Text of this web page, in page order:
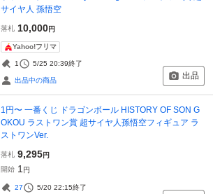
サイヤ人 孫悟空
落札 10,000円
Yahoo!フリマ
1 5/25 20:39終了
出品中の商品 出品
1円〜 一番くじ ドラゴンボール HISTORY OF SON G
OKOU ラストワン賞 超サイヤ人孫悟空フィギュア ラ
ストワンVer.
落札 9,295円
開始 1 円
27 5/20 22:15終了